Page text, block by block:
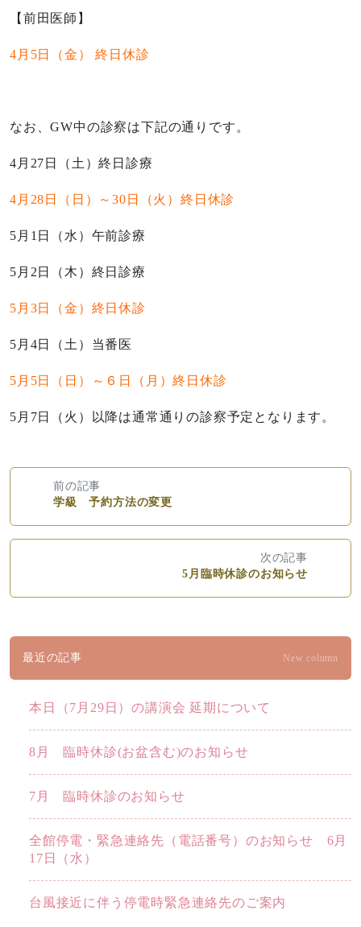
【前田医師】
4月5日（金） 終日休診
なお、GW中の診察は下記の通りです。
4月27日（土）終日診療
4月28日（日）～30日（火）終日休診
5月1日（水）午前診療
5月2日（木）終日診療
5月3日（金）終日休診
5月4日（土）当番医
5月5日（日）～６日（月）終日休診
5月7日（火）以降は通常通りの診察予定となります。
前の記事
学級 予約方法の変更
次の記事
5月臨時休診のお知らせ
最近の記事 New column
本日（7月29日）の講演会 延期について
8月 臨時休診(お盆含む)のお知らせ
7月 臨時休診のお知らせ
全館停電・緊急連絡先（電話番号）のお知らせ 6月
17日（水）
台風接近に伴う停電時緊急連絡先のご案内